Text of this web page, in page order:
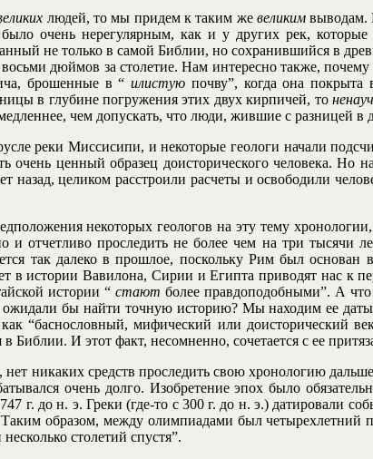
людей, то мы придем к таким же великимвыводам.
очень нерегулярным, как и у других рек,
не только в самой Библии, но сохранившийся в
дюймов за столетие. Нам интересно также,
брошенные в “илистую почву”, когда она покрыта
в глубине погружения этих двух кирпичей, то
чем допускать, что люди, жившие с разницей в
реки Миссисипи, и некоторые геологи начали
ценный образец доисторического человека. Но
назад, целиком расстроили расчеты и освободили
некоторых геологов на эту тему
отчетливо проследить не более чем на три тысячи
так далеко в прошлое, поскольку Рим был
в истории Вавилона, Сирии и Египта приводят нас к
истории “ стают более правдоподобными”. А
ожидали бы найти точную историю? Мы находим ее
“баснословный, мифический или доисторический
Библии. И этот факт, несомненно, сочетается с ее
никаких средств проследить свою хронологию
очень долго. Изобретение эпох было
г. до н. э. Греки (где-то с 300 г. до н. э.) датировали
образом, между олимпиадами был четырехлетний
столетий спустя”.